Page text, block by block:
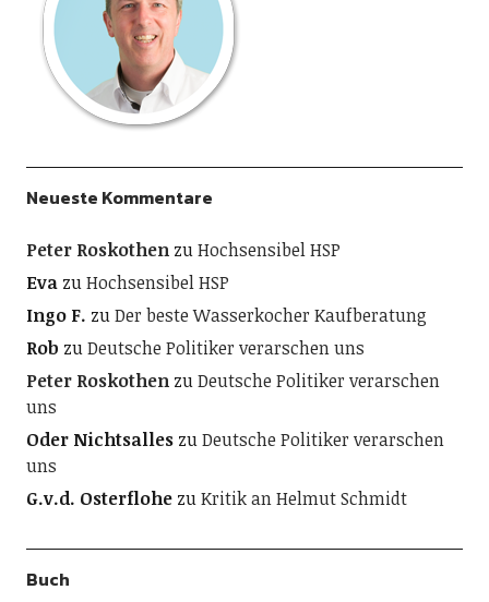
Neueste Kommentare
Peter RoskothenzuHochsensibel HSP
EvazuHochsensibel HSP
Ingo F. zuDer beste Wasserkocher Kaufberatung
Rob zuDeutsche Politiker verarschen uns
Peter RoskothenzuDeutsche Politiker verarschen
uns
Oder NichtsalleszuDeutsche Politiker verarschen
uns
G.v.d. OsterflohezuKritik an Helmut Schmidt
Buch